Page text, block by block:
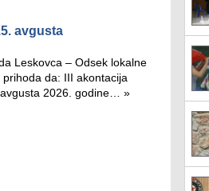
avgusta
Leskovca – Odsek lokalne
da: III akontacija
2026. godine… »